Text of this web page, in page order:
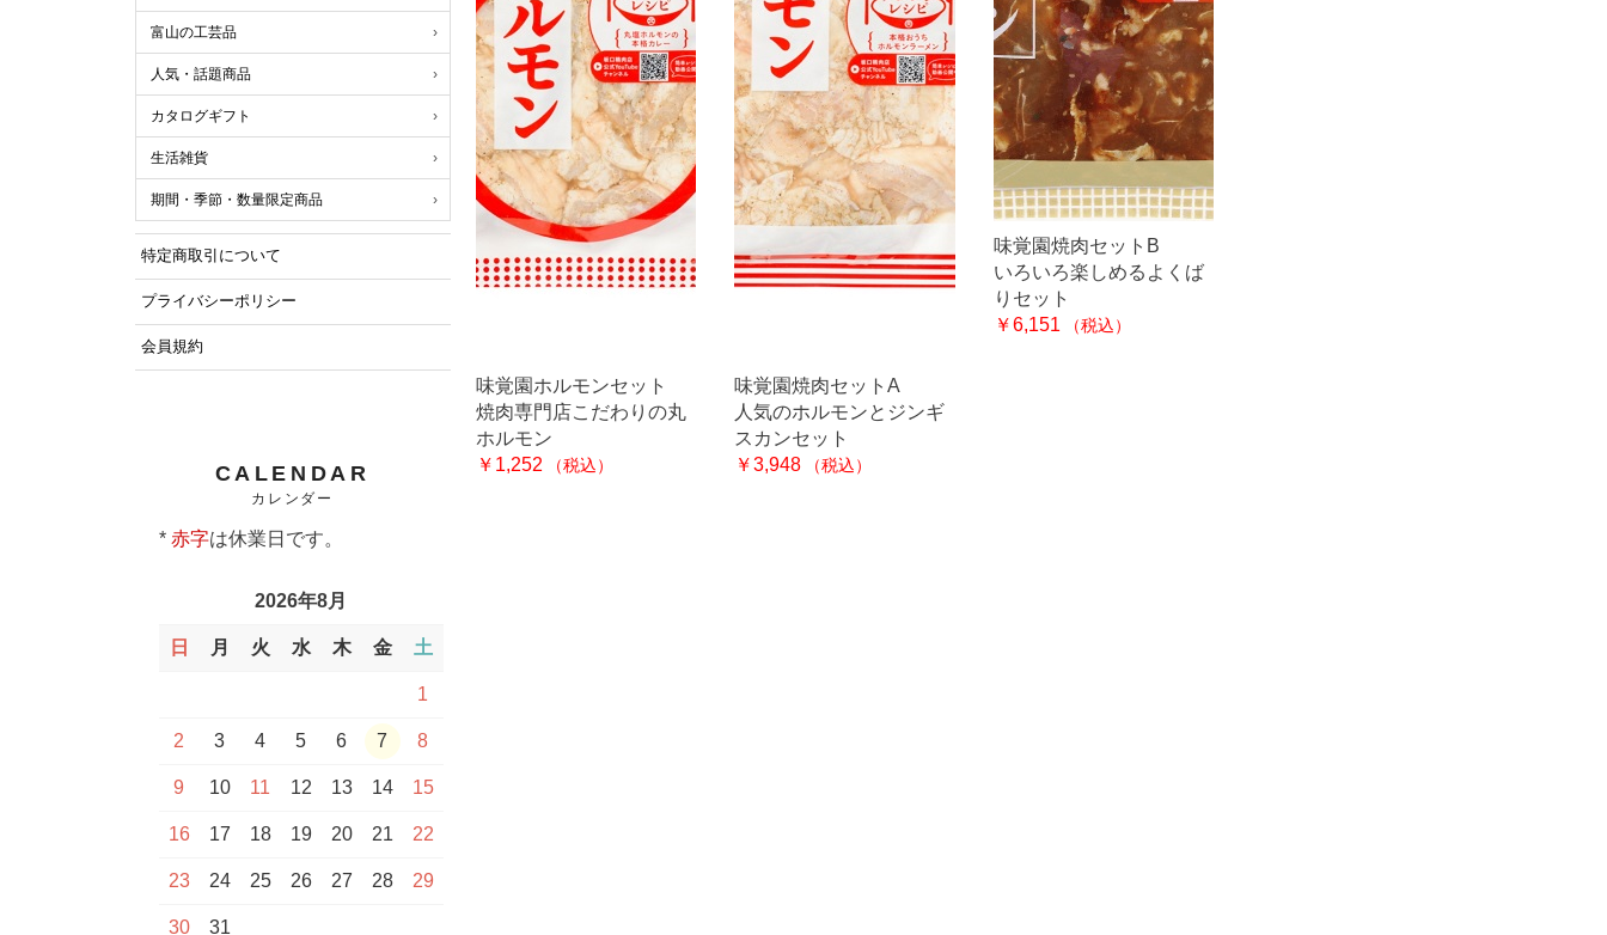
富山の工芸品
人気・話題商品
カタログギフト
生活雑貨
期間・季節・数量限定商品
特定商取引について
プライバシーポリシー
会員規約
CALENDAR
カレンダー
* 赤字は休業日です。
2026年8月
日 月 火 水 木 金 土
1
2 3 4 5 6 7 8
9 10 11 12 13 14 15
16 17 18 19 20 21 22
23 24 25 26 27 28 29
30 31
味覚園ホルモンセット
焼肉専門店こだわりの丸
ホルモン
￥1,252
（税込）
味覚園焼肉セットA
人気のホルモンとジンギ
スカンセット
￥3,948
（税込）
味覚園焼肉セットB
いろいろ楽しめるよくば
りセット
￥6,151
（税込）